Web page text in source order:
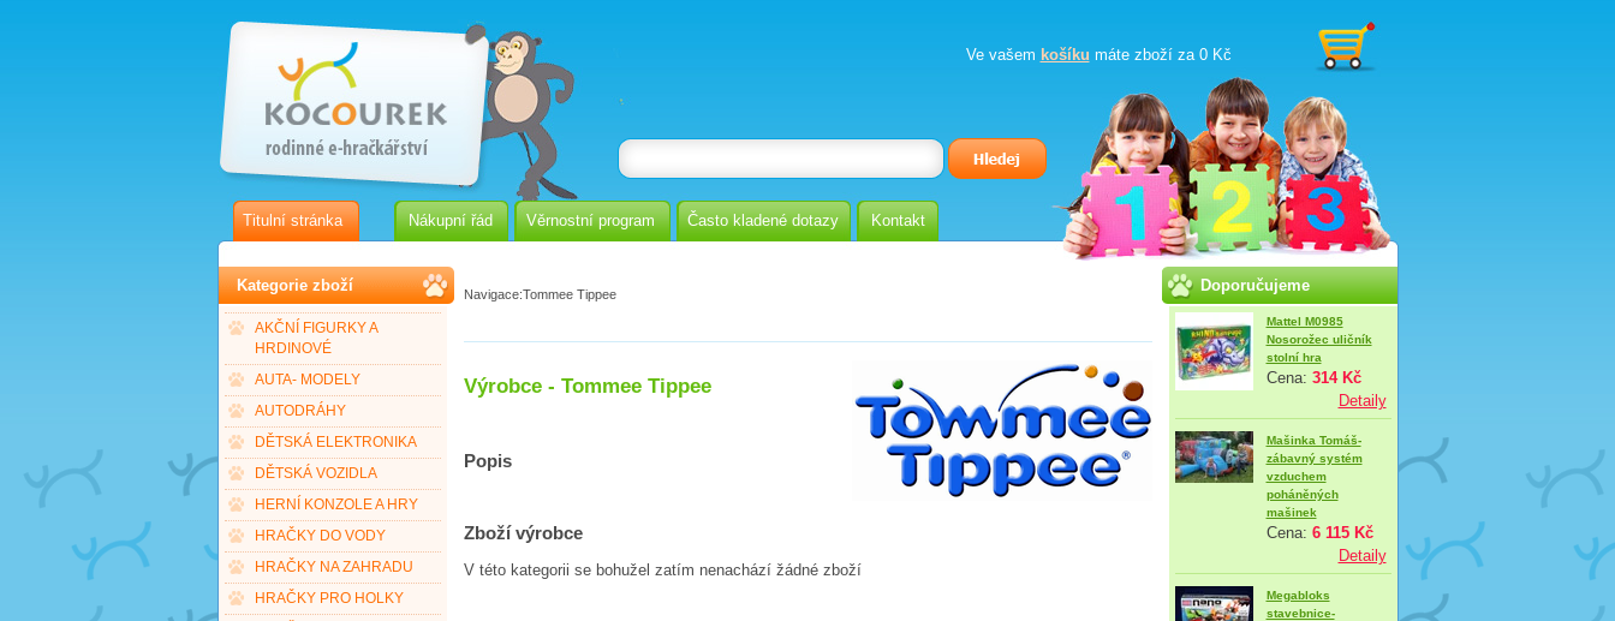
Ve vašem košíku máte zboží za 0 Kč
Titulní stránka Nákupní řád Věrnostní program Často kladené dotazy Kontakt
Kategorie zboží
AKČNÍ FIGURKY A
HRDINOVÉ
AUTA- MODELY
AUTODRÁHY
DĚTSKÁ ELEKTRONIKA
DĚTSKÁ VOZIDLA
HERNÍ KONZOLE A HRY
HRAČKY DO VODY
HRAČKY NA ZAHRADU
HRAČKY PRO HOLKY
Navigace:Tommee Tippee
Výrobce - Tommee Tippee
Popis
Zboží výrobce
V této kategorii se bohužel zatím nenachází žádné zboží
Doporučujeme
Mattel M0985
Nosorožec uličník
stolní hra
Cena: 314 Kč
Detaily
Mašinka Tomáš-
zábavný systém
vzduchem
poháněných
mašinek
Cena: 6 115 Kč
Detaily
Megabloks
stavebnice-